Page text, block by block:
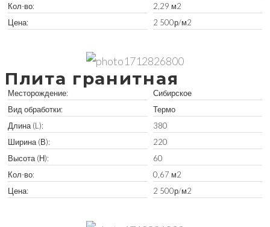
Кол-во:
Цена:
2,29 м2
2 500р/м2
Плита гранитная
Месторождение:
Вид обработки:
Длина (L):
Ширина (В):
Высота (Н):
Кол-во:
Цена:
Сибирское
Термо
380
220
60
0,67 м2
2 500р/м2